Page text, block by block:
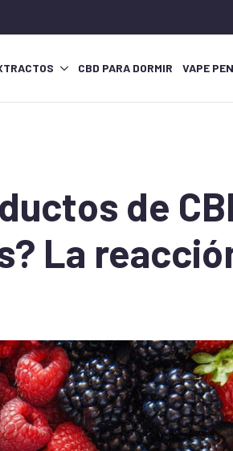
CBD PARA DORMIR VAPE
de
La